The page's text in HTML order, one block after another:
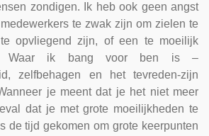
zondigen. Ik heb ook geen angst
te zwak zijn om zielen te
opvliegend zijn, of een te moeilijk
Waar ik bang voor ben is –
zelfbehagen en het tevreden-zijn
je meent dat je het niet meer
dat je met grote moeilijkheden te
de tijd gekomen om grote keerpunten